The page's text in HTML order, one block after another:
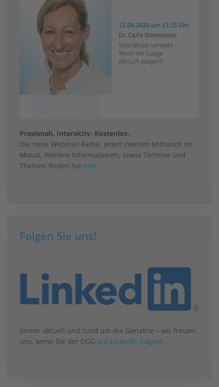
Praxisnah. Interaktiv. Kostenlos.
Die neue Webinar-Reihe, jeden zweiten Mittwoch im
Monat. Weitere Informationen, sowie Termine und
Themen finden Sie hier.
Folgen Sie uns!
Immer aktuell und rund um die Geriatrie – wir freuen
uns, wenn Sie der DGG auf LinkedIn folgen!